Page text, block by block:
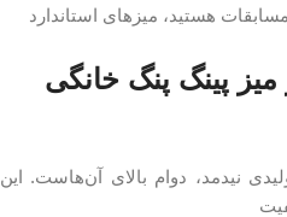
هستید، میزهای استاندارد
پینگ پنگ خانگی
نیدمد، دوام بالای آن‌هاست. این